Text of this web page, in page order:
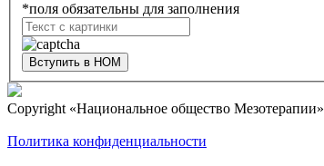
*поля обязательны для заполнения
Вступить в НОМ
Copyright «Национальное общество Мезотерапии»
Политика конфиденциальности